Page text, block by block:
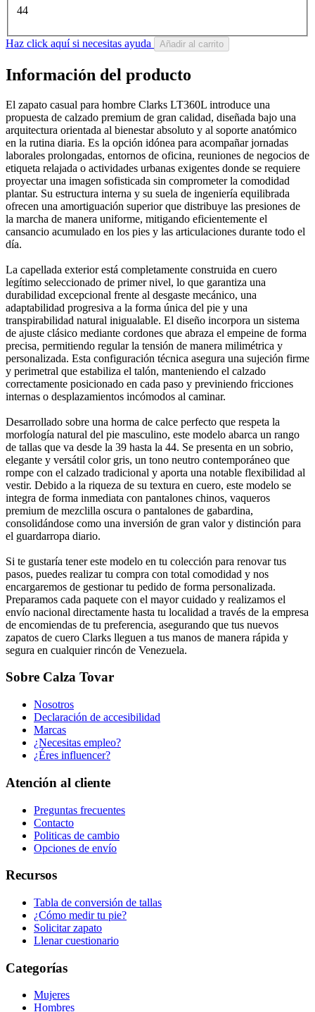
44
Haz click aquí si necesitas ayuda Añadir al carrito
Información del producto
El zapato casual para hombre Clarks LT360L introduce una
propuesta de calzado premium de gran calidad, diseñada bajo una
arquitectura orientada al bienestar absoluto y al soporte anatómico
en la rutina diaria. Es la opción idónea para acompañar jornadas
laborales prolongadas, entornos de oficina, reuniones de negocios de
etiqueta relajada o actividades urbanas exigentes donde se requiere
proyectar una imagen sofisticada sin comprometer la comodidad
plantar. Su estructura interna y su suela de ingeniería equilibrada
ofrecen una amortiguación superior que distribuye las presiones de
la marcha de manera uniforme, mitigando eficientemente el
cansancio acumulado en los pies y las articulaciones durante todo el
día.
La capellada exterior está completamente construida en cuero
legítimo seleccionado de primer nivel, lo que garantiza una
durabilidad excepcional frente al desgaste mecánico, una
adaptabilidad progresiva a la forma única del pie y una
transpirabilidad natural inigualable. El diseño incorpora un sistema
de ajuste clásico mediante cordones que abraza el empeine de forma
precisa, permitiendo regular la tensión de manera milimétrica y
personalizada. Esta configuración técnica asegura una sujeción firme
y perimetral que estabiliza el talón, manteniendo el calzado
correctamente posicionado en cada paso y previniendo fricciones
internas o desplazamientos incómodos al caminar.
Desarrollado sobre una horma de calce perfecto que respeta la
morfología natural del pie masculino, este modelo abarca un rango
de tallas que va desde la 39 hasta la 44. Se presenta en un sobrio,
elegante y versátil color gris, un tono neutro contemporáneo que
rompe con el calzado tradicional y aporta una notable flexibilidad al
vestir. Debido a la riqueza de su textura en cuero, este modelo se
integra de forma inmediata con pantalones chinos, vaqueros
premium de mezclilla oscura o pantalones de gabardina,
consolidándose como una inversión de gran valor y distinción para
el guardarropa diario.
Si te gustaría tener este modelo en tu colección para renovar tus
pasos, puedes realizar tu compra con total comodidad y nos
encargaremos de gestionar tu pedido de forma personalizada.
Preparamos cada paquete con el mayor cuidado y realizamos el
envío nacional directamente hasta tu localidad a través de la empresa
de encomiendas de tu preferencia, asegurando que tus nuevos
zapatos de cuero Clarks lleguen a tus manos de manera rápida y
segura en cualquier rincón de Venezuela.
Sobre Calza Tovar
Nosotros
Declaración de accesibilidad
Marcas
¿Necesitas empleo?
¿Éres influencer?
Atención al cliente
Preguntas frecuentes
Contacto
Politicas de cambio
Opciones de envío
Recursos
Tabla de conversión de tallas
¿Cómo medir tu pie?
Solicitar zapato
Llenar cuestionario
Categorías
Mujeres
Hombres